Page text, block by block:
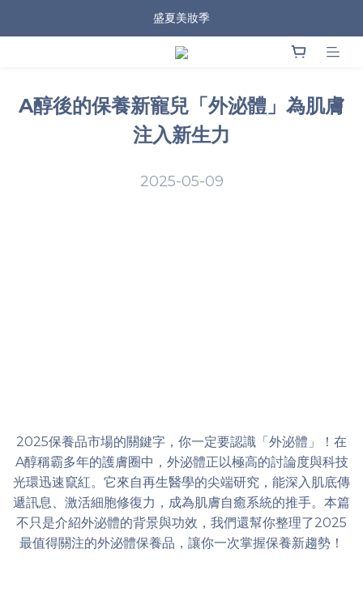
盛夏美妝季
A醇後的保養新寵兒「外泌體」為肌膚
注入新生力
2025-05-09
2025保養品市場的關鍵字，你一定要認識「外泌體」！在
A醇稱霸多年的護膚圈中，外泌體正以極高的討論度與科技
光環迅速竄紅。它來自再生醫學的尖端研究，能深入肌底傳
遞訊息、激活細胞修復力，成為肌膚自癒系統的推手。本篇
不只是介紹外泌體的背景與功效，我們還幫你整理了2025
最值得關注的外泌體保養品，讓你一次掌握保養新趨勢！